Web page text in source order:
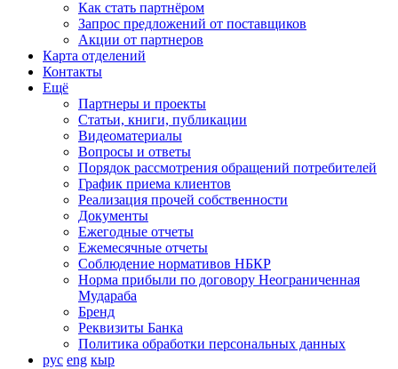
Как стать партнёром
Запрос предложений от поставщиков
Акции от партнеров
Карта отделений
Контакты
Ещё
Партнеры и проекты
Статьи, книги, публикации
Видеоматериалы
Вопросы и ответы
Порядок рассмотрения обращений потребителей
График приема клиентов
Реализация прочей собственности
Документы
Ежегодные отчеты
Ежемесячные отчеты
Соблюдение нормативов НБКР
Норма прибыли по договору Неограниченная
Мудараба
Бренд
Реквизиты Банка
Политика обработки персональных данных
рус eng кыр